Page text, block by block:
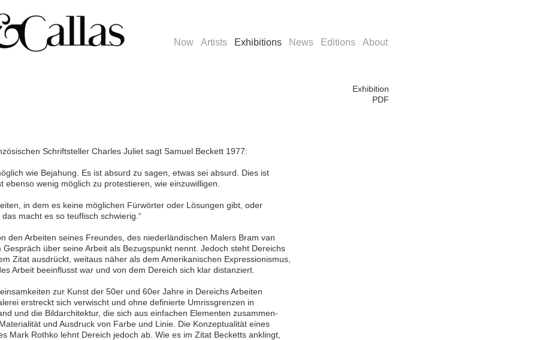
Now Artists Exhibitions News Editions About
Exhibition
PDF
Schriftsteller Charles Juliet sagt Samuel Beckett 1977:
wie Bejahung. Es ist absurd zu sagen, etwas sei absurd. Dies ist
ebenso wenig möglich zu protestieren, wie einzuwilligen.
in dem es keine möglichen Fürwörter oder Lösungen gibt, oder
macht es so teuflisch schwierig.“
den Arbeiten seines Freundes, des niederländischen Malers Bram van
über seine Arbeit als Bezugspunkt nennt. Jedoch steht Dereichs
Zitat ausdrückt, weitaus näher als dem Amerikanischen Expressionismus,
Arbeit beeinflusst war und von dem Dereich sich klar distanziert.
zur Kunst der 50er und 60er Jahre in Dereichs Arbeiten
erstreckt sich verwischt und ohne definierte Umrissgrenzen in
und die Bildarchitektur, die sich aus einfachen Elementen zusammen-
und Ausdruck von Farbe und Linie. Die Konzeptualität eines
Mark Rothko lehnt Dereich jedoch ab. Wie es im Zitat Becketts anklingt,